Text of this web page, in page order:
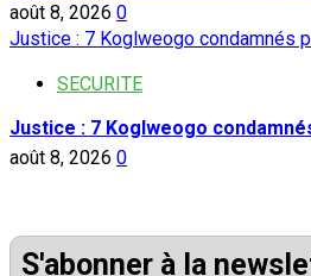
août 8, 2026 0
Justice : 7 Koglweogo condamnés
SECURITE
Justice : 7 Koglweogo
août 8, 2026 0
S'abonner à la